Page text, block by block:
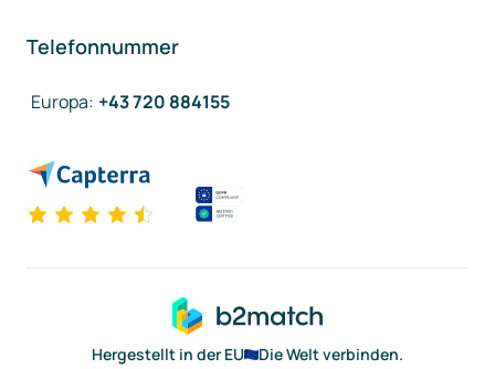
Telefonnummer
Europa: +43 720 884155
Hergestellt in der EU
Die Welt verbinden.